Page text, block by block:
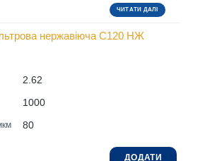
ЧИТАТИ ДАЛІ
нержавіюча С120 НЖ
2.62
1000
80
ДОДАТИ